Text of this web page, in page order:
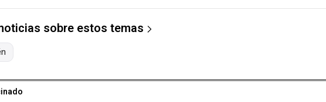
sobre estos temas